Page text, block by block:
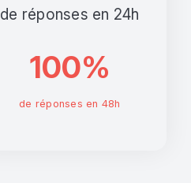
de réponses en 24h
100%
de réponses en 48h